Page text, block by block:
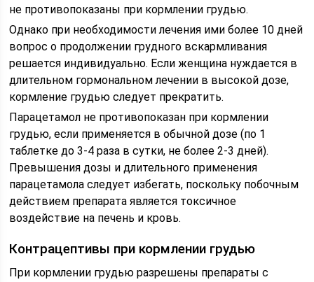
не противопоказаны при кормлении грудью.
Однако при необходимости лечения ими более 10 дней
вопрос о продолжении грудного вскармливания
решается индивидуально. Если женщина нуждается в
длительном гормональном лечении в высокой дозе,
кормление грудью следует прекратить.
Парацетамол не противопоказан при кормлении
грудью, если применяется в обычной дозе (по 1
таблетке до 3-4 раза в сутки, не более 2-3 дней).
Превышения дозы и длительного применения
парацетамола следует избегать, поскольку побочным
действием препарата является токсичное
воздействие на печень и кровь.
Контрацептивы при кормлении грудью
При кормлении грудью разрешены препараты с